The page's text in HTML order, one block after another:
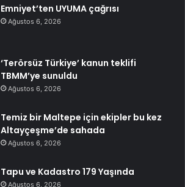
Emniyet’ten UYUMA çağrısı
Ağustos 6, 2026
‘Terörsüz Türkiye’ kanun teklifi
TBMM’ye sunuldu
Ağustos 6, 2026
Temiz bir Maltepe için ekipler bu kez
Altayçeşme’de sahada
Ağustos 6, 2026
Tapu ve Kadastro 179 Yaşında
Ağustos 6, 2026